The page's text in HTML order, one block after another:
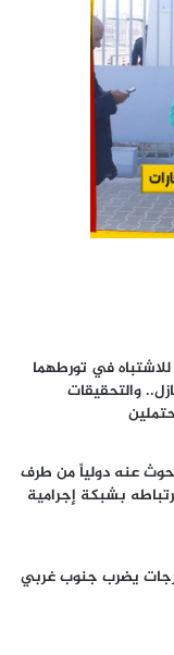
في تورطهما
والتحقيقات
عنه دولياً من طرف
بشبكة إجرامية
زلزال بقوة 5,9 درجات يضرب جنوب غربي